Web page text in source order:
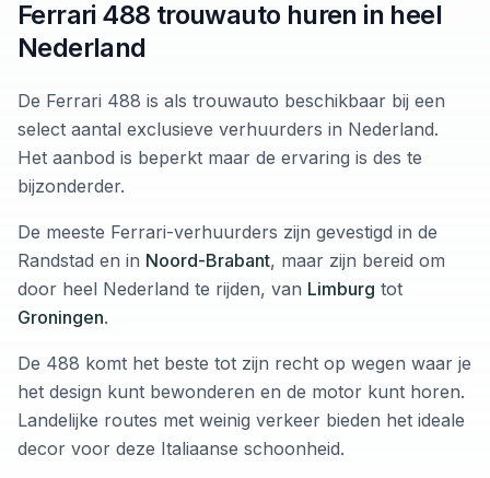
Ferrari 488 trouwauto huren in heel
Nederland
De Ferrari 488 is als trouwauto beschikbaar bij een
select aantal exclusieve verhuurders in Nederland.
Het aanbod is beperkt maar de ervaring is des te
bijzonderder.
De meeste Ferrari-verhuurders zijn gevestigd in de
Randstad en in Noord-Brabant, maar zijn bereid om
door heel Nederland te rijden, van Limburg tot
Groningen.
De 488 komt het beste tot zijn recht op wegen waar je
het design kunt bewonderen en de motor kunt horen.
Landelijke routes met weinig verkeer bieden het ideale
decor voor deze Italiaanse schoonheid.